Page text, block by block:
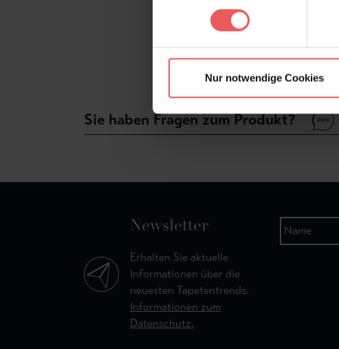
Nur notwendige Cookies
Sie haben Fragen zum Produkt?
Newsletter
Erhalten Sie aktuelle
Informationen über die
neuesten Tapetentrends.
Informationen zum
Datenschutz.